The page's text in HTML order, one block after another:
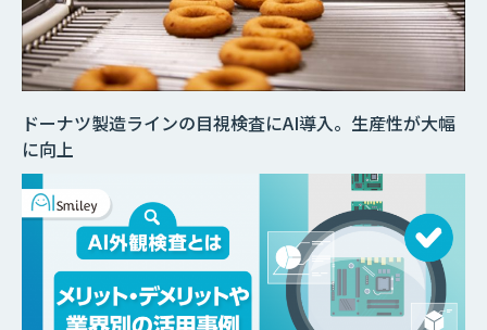
ドーナツ製造ラインの目視検査にAI導入。生産性が大幅
に向上